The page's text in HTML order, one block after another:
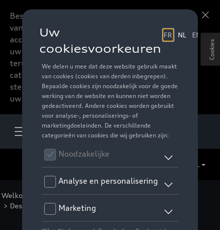
Beste accessoires-lovers,
vanaf nu kan u het hele
accessoire assortiment van
uw favoriete merk
terugvinden in de online
catalogus. Deze kunnen
steeds besteld worden via
uw verdeler.
Welkom Catalogus Audi >Sport en design
> Design decor exterieur > Detail
Cookies